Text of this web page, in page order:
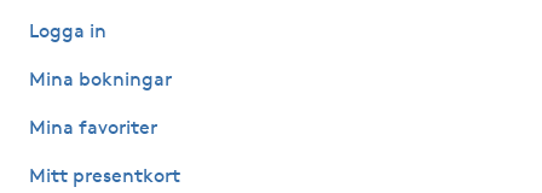
Hot yoga
Hudföryngring
Logga in
Mina bokningar
Mina favoriter
Mitt presentkort